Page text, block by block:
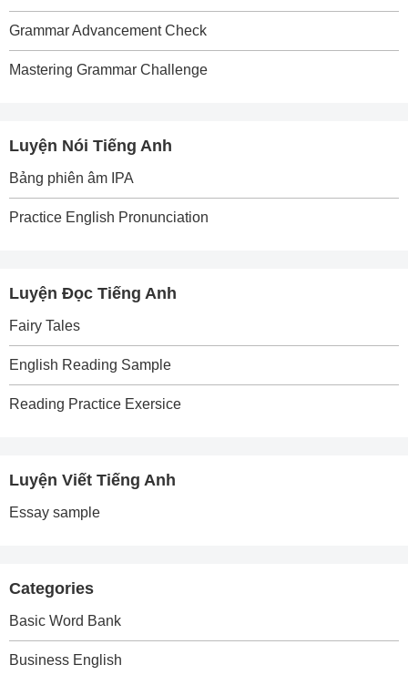
Grammar Advancement Check
Mastering Grammar Challenge
Luyện Nói Tiếng Anh
Bảng phiên âm IPA
Practice English Pronunciation
Luyện Đọc Tiếng Anh
Fairy Tales
English Reading Sample
Reading Practice Exersice
Luyện Viết Tiếng Anh
Essay sample
Categories
Basic Word Bank
Business English